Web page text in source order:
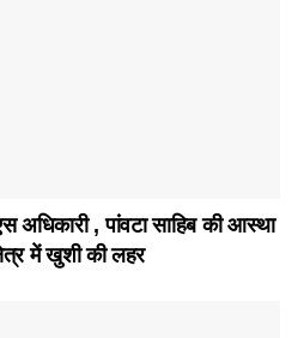
अधिकारी , पांवटा साहिब की आस्था
में खुशी की लहर